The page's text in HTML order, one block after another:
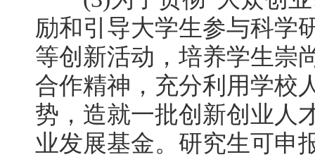
励和引导大学生参与科学
等创新活动，培养学生崇
合作精神，充分利用学校
势，造就一批创新创业人
业发展基金。研究生可申